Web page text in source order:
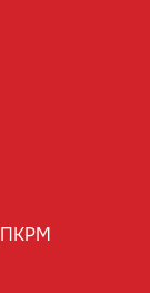
ПКРМ